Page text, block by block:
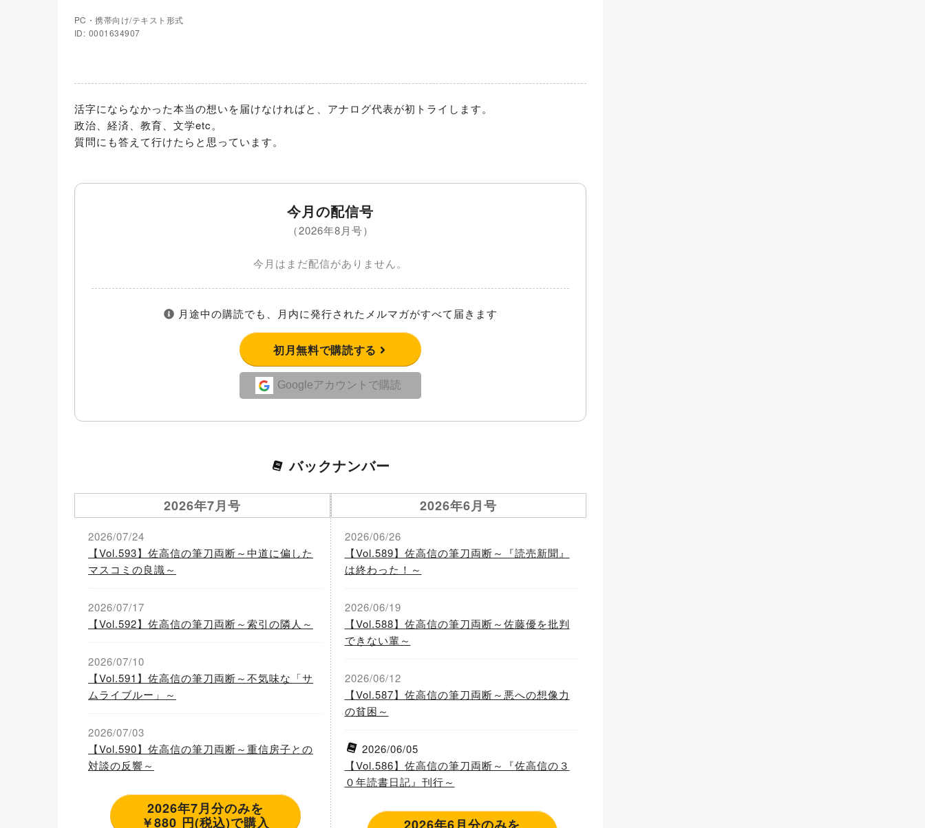
PC・携帯向け/テキスト形式
ID: 0001634907
活字にならなかった本当の想いを届けなければと、アナログ代表が初トライします。
政治、経済、教育、文学etc。
質問にも答えて行けたらと思っています。
今月の配信号
（2026年8月号）
今月はまだ配信がありません。
月途中の購読でも、月内に発行されたメルマガがすべて届きます
初月無料で購読する
Googleアカウントで購読
バックナンバー
2026年7月号
2026/07/24
【Vol.593】佐高信の筆刀両断～中道に偏した
マスコミの良識～
2026/07/17
【Vol.592】佐高信の筆刀両断～索引の隣人～
2026/07/10
【Vol.591】佐高信の筆刀両断～不気味な「サ
ムライブルー」～
2026/07/03
【Vol.590】佐高信の筆刀両断～重信房子との
対談の反響～
2026年7月分のみを
￥880 円(税込)で購入
2026年6月号
2026/06/26
【Vol.589】佐高信の筆刀両断～『読売新聞』
は終わった！～
2026/06/19
【Vol.588】佐高信の筆刀両断～佐藤優を批判
できない輩～
2026/06/12
【Vol.587】佐高信の筆刀両断～悪への想像力
の貧困～
2026/06/05
【Vol.586】佐高信の筆刀両断～『佐高信の３
０年読書日記』刊行～